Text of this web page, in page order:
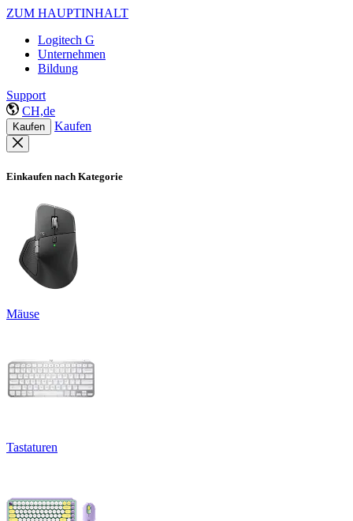
ZUM HAUPTINHALT
Logitech G
Unternehmen
Bildung
Support
CH,de
Kaufen Kaufen
Einkaufen nach Kategorie
Mäuse
Tastaturen